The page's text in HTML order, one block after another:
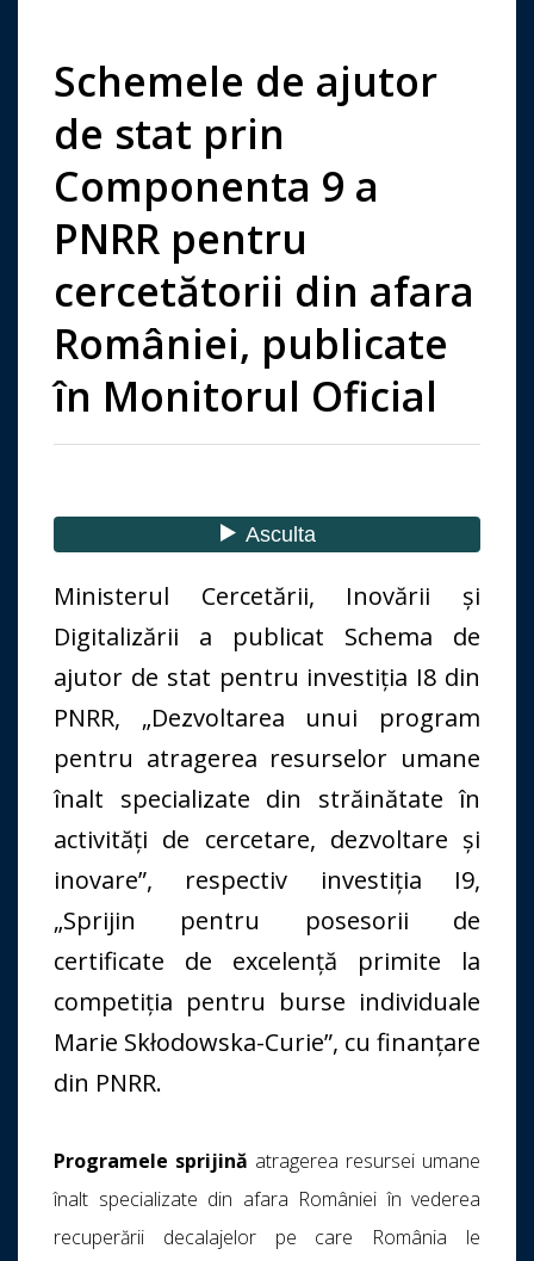
Schemele de ajutor
de stat prin
Componenta 9 a
PNRR pentru
cercetătorii din afara
României, publicate
în Monitorul Oficial
Ministerul Cercetării, Inovării și
Digitalizării a publicat Schema de
ajutor de stat pentru investiția I8 din
PNRR, „Dezvoltarea unui program
pentru atragerea resurselor umane
înalt specializate din străinătate în
activități de cercetare, dezvoltare și
inovare”, respectiv investiția I9,
„Sprijin pentru posesorii de
certificate de excelență primite la
competiția pentru burse individuale
Marie Skłodowska-Curie”, cu finanțare
din PNRR.
Programele sprijină atragerea resursei umane
înalt specializate din afara României în vederea
recuperării decalajelor pe care România le